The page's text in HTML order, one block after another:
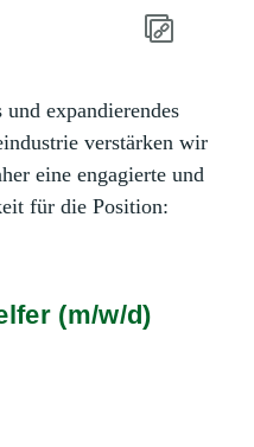
expandierendes
verstärken wir
eine engagierte und
für die Position:
(m/w/d)